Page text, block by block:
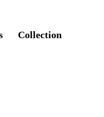
Collection